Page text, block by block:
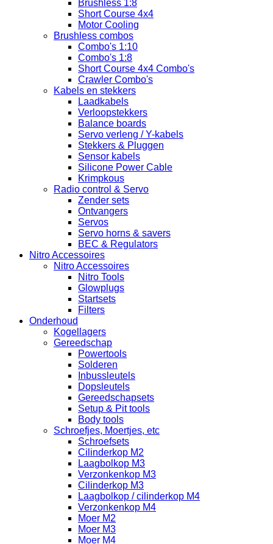
Brushless 1:8
Short Course 4x4
Motor Cooling
Brushless combos
Combo's 1:10
Combo's 1:8
Short Course 4x4 Combo's
Crawler Combo's
Kabels en stekkers
Laadkabels
Verloopstekkers
Balance boards
Servo verleng / Y-kabels
Stekkers & Pluggen
Sensor kabels
Silicone Power Cable
Krimpkous
Radio control & Servo
Zender sets
Ontvangers
Servos
Servo horns & savers
BEC & Regulators
Nitro Accessoires
Nitro Accessoires
Nitro Tools
Glowplugs
Startsets
Filters
Onderhoud
Kogellagers
Gereedschap
Powertools
Solderen
Inbussleutels
Dopsleutels
Gereedschapsets
Setup & Pit tools
Body tools
Schroefjes, Moertjes, etc
Schroefsets
Cilinderkop M2
Laagbolkop M3
Verzonkenkop M3
Cilinderkop M3
Laagbolkop / cilinderkop M4
Verzonkenkop M4
Moer M2
Moer M3
Moer M4